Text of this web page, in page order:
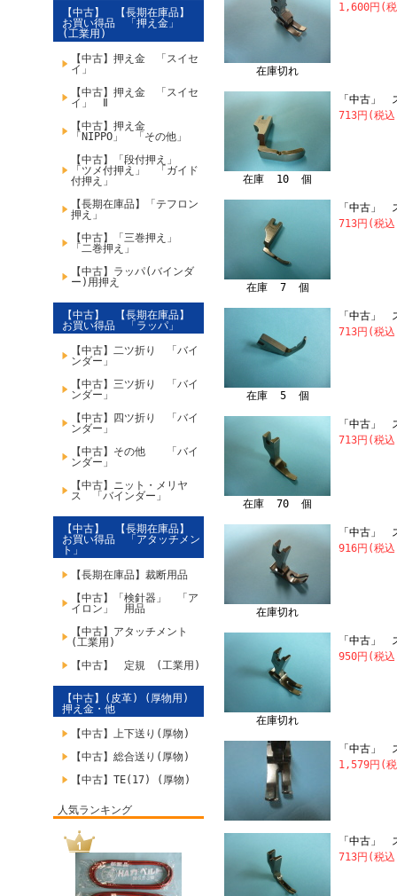
【中古】 【長期在庫品】
お買い得品 「押え金」
(工業用)
【中古】押え金 「スイセ
イ」
【中古】押え金 「スイセ
イ」 Ⅱ
【中古】押え金
「NIPPO」 「その他」
【中古】「段付押え」
「ツメ付押え」 「ガイド
付押え」
【長期在庫品】「テフロン
押え」
【中古】「三巻押え」
「二巻押え」
【中古】ラッパ(バインダ
ー)用押え
【中古】 【長期在庫品】
お買い得品 「ラッパ」
【中古】二ツ折り 「バイ
ンダー」
【中古】三ツ折り 「バイ
ンダー」
【中古】四ツ折り 「バイ
ンダー」
【中古】その他 「バイ
ンダー」
【中古】ニット・メリヤ
ス 「バインダー」
【中古】 【長期在庫品】
お買い得品 「アタッチメン
ト」
【長期在庫品】裁断用品
【中古】「検針器」 「ア
イロン」 用品
【中古】アタッチメント
(工業用)
【中古】 定規 (工業用)
【中古】(皮革) (厚物用)
押え金・他
【中古】上下送り(厚物)
【中古】総合送り(厚物)
【中古】TE(17) (厚物)
人気ランキング
在庫切れ
1,600円(
在庫 10 個
「中古」
713円(税
在庫 7 個
「中古」
713円(税
在庫 5 個
「中古」
713円(税
在庫 70 個
「中古」
713円(税
在庫切れ
「中古」
916円(税
在庫切れ
「中古」
950円(税
「中古」
1,579円(
「中古」
713円(税